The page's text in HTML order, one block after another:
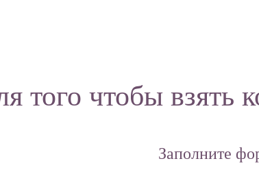
того чтобы взять
Заполните